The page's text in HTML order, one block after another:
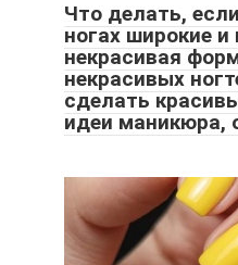
Что делать,
ногах широкие и
некрасивая
некрасивых
сделать
идеи маникюра,